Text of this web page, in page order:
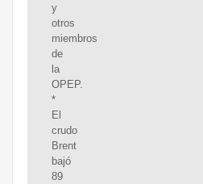
y
otros
miembros
de
la
OPEP.
*
El
crudo
Brent
bajó
89